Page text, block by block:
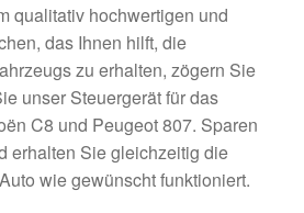
qualitativ hochwertigen und
das Ihnen hilft, die
zu erhalten, zögern Sie
unser Steuergerät für das
C8 und Peugeot 807. Sparen
erhalten Sie gleichzeitig die
wie gewünscht funktioniert.